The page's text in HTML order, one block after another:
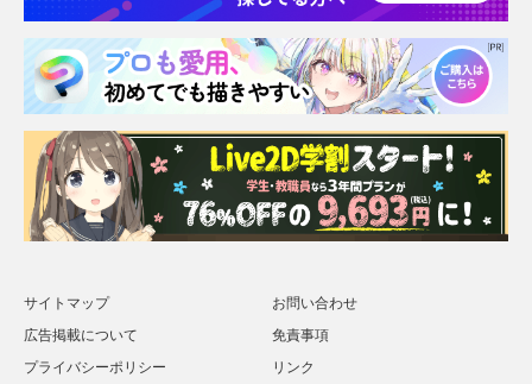
サイトマップ
お問い合わせ
広告掲載について
免責事項
プライバシーポリシー
リンク